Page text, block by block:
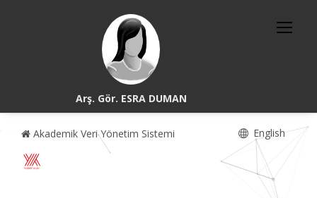
Arş. Gör. ESRA DUMAN
Akademik Veri Yönetim Sistemi English